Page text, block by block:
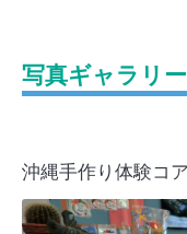
写真ギャラリー
沖縄手作り体験コ